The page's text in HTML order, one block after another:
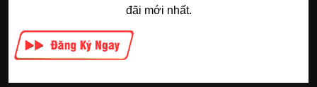
đãi mới nhất.